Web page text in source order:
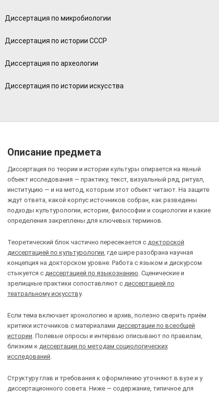
Диссертация по микробиологии
Диссертация по истории СССР
Диссертация по археологии
Диссертация по истории искусства
Описание предмета
Диссертация по теории и истории культуры опирается на явный
объект исследования — практику, текст, визуальный ряд, ритуал,
институцию — и на метод, которым этот объект читают. На защите
ждут ответа, какой корпус источников собран, как разведены
подходы культурологии, истории, философии и социологии и какие
определения закреплены для ключевых терминов.
Теоретический блок частично пересекается с докторской
диссертацией по культурологии , где шире разобрана научная
концепция на докторском уровне. Работа с языком и дискурсом
стыкуется с диссертацией по языкознанию . Сценические и
зрелищные практики сопоставляют с диссертацией по
театральному искусству.
Если тема включает хронологию и архив, полезно сверить приём
критики источников с материалами диссертации по всеобщей
истории . Полевые опросы и интервью описывают по правилам,
близким к диссертации по методам социологических
исследований
Структуру глав и требования к оформлению уточняют в вузе и у
диссертационного совета. Ниже — содержание, типичное для